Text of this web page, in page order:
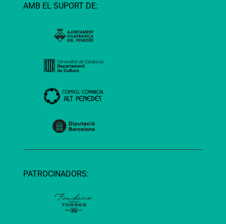
AMB EL SUPORT DE:
PATROCINADORS: